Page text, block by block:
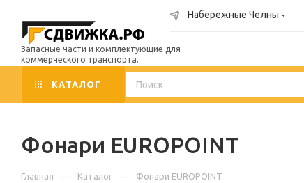
Запасные части и комплектующие для
коммерческого транспорта.
Набережные Челны
КАТАЛОГ
Фонари EUROPOINT
Главная — Каталог — Фонари EUROPOINT